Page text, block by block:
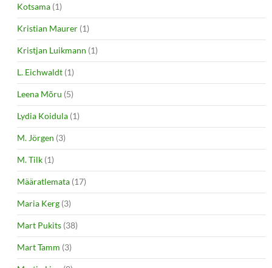
Kotsama (1)
Kristian Maurer (1)
Kristjan Luikmann (1)
L. Eichwaldt (1)
Leena Mõru (5)
Lydia Koidula (1)
M. Jörgen (3)
M. Tilk (1)
Määratlemata (17)
Maria Kerg (3)
Mart Pukits (38)
Mart Tamm (3)